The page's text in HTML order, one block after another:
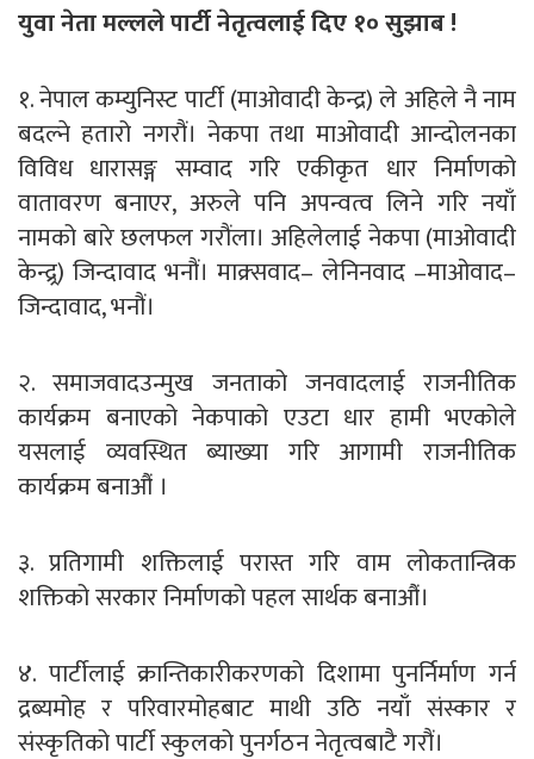
युवा नेता मल्लले पार्टी नेतृत्वलाई दिए १० सुझाब !
१. नेपाल कम्युनिस्ट पार्टी (माओवादी केन्द्र) ले अहिले नै नाम
बदल्ने हतारो नगरौं। नेकपा तथा माओवादी आन्दोलनका
विविध धारासङ्ग सम्वाद गरि एकीकृत धार निर्माणको
वातावरण बनाएर, अरुले पनि अपन्वत्व लिने गरि नयाँ
नामको बारे छलफल गरौंला। अहिलेलाई नेकपा (माओवादी
केन्द्र्र) जिन्दावाद भनौं। माक्र्सवाद– लेनिनवाद –माओवाद–
जिन्दावाद, भनौं।
२. समाजवादउन्मुख जनताको जनवादलाई राजनीतिक
कार्यक्रम बनाएको नेकपाको एउटा धार हामी भएकोले
यसलाई व्यवस्थित ब्याख्या गरि आगामी राजनीतिक
कार्यक्रम बनाऔं ।
३. प्रतिगामी शक्तिलाई परास्त गरि वाम लोकतान्त्रिक
शक्तिको सरकार निर्माणको पहल सार्थक बनाऔं।
४. पार्टीलाई क्रान्तिकारीकरणको दिशामा पुनर्निर्माण गर्न
द्रब्यमोह र परिवारमोहबाट माथी उठि नयाँ संस्कार र
संस्कृतिको पार्टी स्कुलको पुनर्गठन नेतृत्वबाटै गरौं।